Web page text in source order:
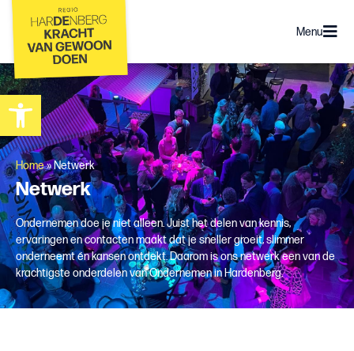
Toolbar openen
Menu
Home»Netwerk
Netwerk
Ondernemen doe je niet alleen. Juist het delen van kennis,
ervaringen en contacten maakt dat je sneller groeit, slimmer
onderneemt én kansen ontdekt. Daarom is ons netwerk een van de
krachtigste onderdelen van Ondernemen in Hardenberg.